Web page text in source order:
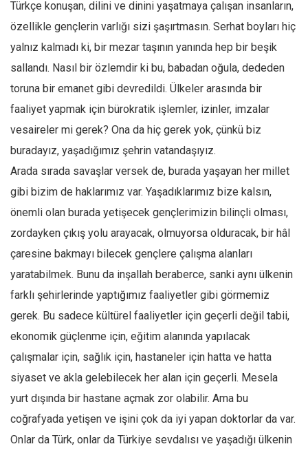
Yvonne Ridley
Barış Tarımcıoğlu
Ömer Kayani
Yusuf Armağan
Hasanali Yıldırım
Leyla Şerif Emin
Selçuk Türkyılmaz
Mehmet Ali Tekin
Amina S. Jenenkovic
Bağdagül Öz
Esra Elönü
» Yazar arşivi
Bu Sayı
Tüm Sayılar
Kategoriler
Kültür Sanat
Kitap
Karisi kitap sualleri
Türkçe konuşan, dilini ve dinini yaşatmaya çalışan insanların,
özellikle gençlerin varlığı sizi şaşırtmasın. Serhat boyları hiç
yalnız kalmadı ki, bir mezar taşının yanında hep bir beşik
sallandı. Nasıl bir özlemdir ki bu, babadan oğula, dededen
toruna bir emanet gibi devredildi. Ülkeler arasında bir
faaliyet yapmak için bürokratik işlemler, izinler, imzalar
vesaireler mi gerek? Ona da hiç gerek yok, çünkü biz
buradayız, yaşadığımız şehrin vatandaşıyız.
Arada sırada savaşlar versek de, burada yaşayan her millet
gibi bizim de haklarımız var. Yaşadıklarımız bize kalsın,
önemli olan burada yetişecek gençlerimizin bilinçli olması,
zordayken çıkış yolu arayacak, olmuyorsa olduracak, bir hâl
çaresine bakmayı bilecek gençlere çalışma alanları
yaratabilmek. Bunu da inşallah beraberce, sanki aynı ülkenin
farklı şehirlerinde yaptığımız faaliyetler gibi görmemiz
gerek. Bu sadece kültürel faaliyetler için geçerli değil tabii,
ekonomik güçlenme için, eğitim alanında yapılacak
çalışmalar için, sağlık için, hastaneler için hatta ve hatta
siyaset ve akla gelebilecek her alan için geçerli. Mesela
yurt dışında bir hastane açmak zor olabilir. Ama bu
coğrafyada yetişen ve işini çok da iyi yapan doktorlar da var.
Onlar da Türk, onlar da Türkiye sevdalısı ve yaşadığı ülkenin